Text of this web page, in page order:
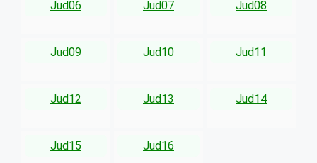
Jud06 Jud07 Jud08
Jud09 Jud10 Jud11
Jud12 Jud13 Jud14
Jud15 Jud16